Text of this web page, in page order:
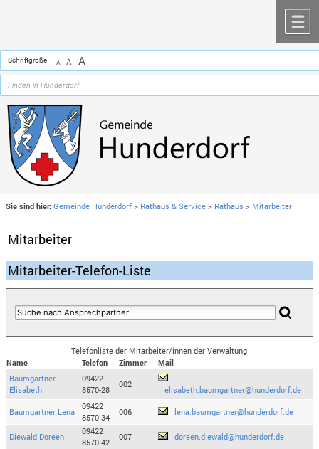
Schriftgröße A A A
Sie sind hier: Gemeinde Hunderdorf > Rathaus & Service > Rathaus > Mitarbeiter
Mitarbeiter
Mitarbeiter-Telefon-Liste
Telefonliste der Mitarbeiter/innen der Verwaltung
Name
Telefon Zimmer
Mail
Baumgartner
Elisabeth
09422
8570-28
002
elisabeth.baumgartner@hunderdorf.de
Baumgartner Lena
09422
8570-34
006 lena.baumgartner@hunderdorf.de
Diewald Doreen
09422
8570-42
007 doreen.diewald@hunderdorf.de